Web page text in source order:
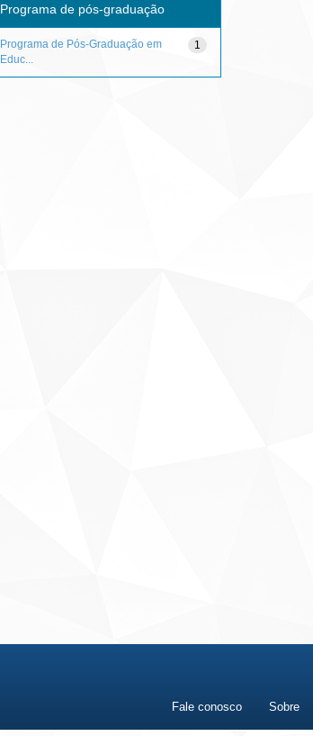
Programa de pós-graduação
1
Programa de Pós-Graduação em
Educ...
Fale conosco Sobre